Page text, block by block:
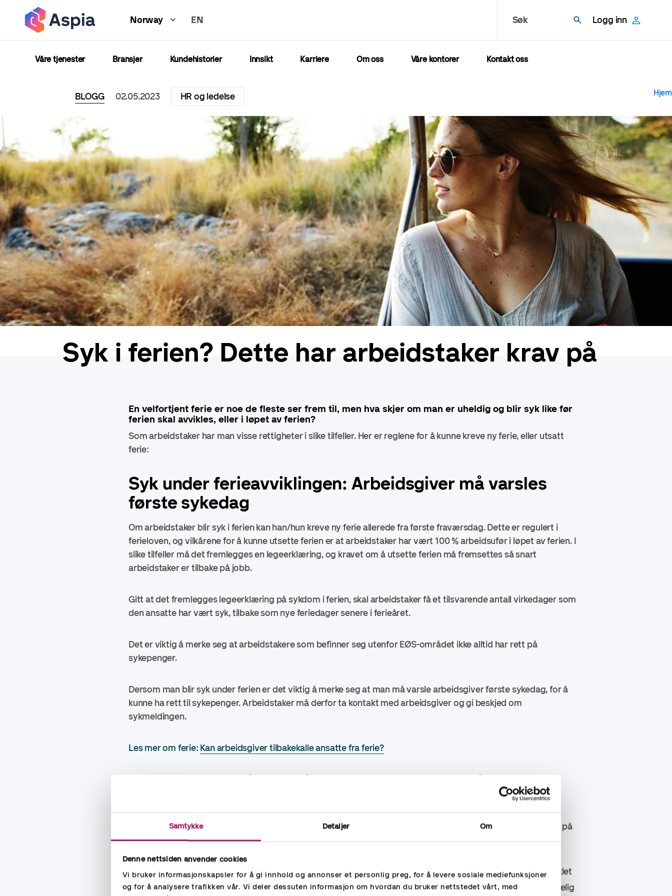
Samtykke Detaljer Om
Denne nettsiden anvender cookies
Vi bruker informasjonskapsler for å gi innhold og annonser et personlig preg, for å levere sosiale mediefunksjoner
og for å analysere trafikken vår. Vi deler dessuten informasjon om hvordan du bruker nettstedet vårt, med
hovedinnhold
Norway EN Søk Logg inn
Våre tjenester Bransjer Kundehistorier Innsikt Karriere Om oss Våre kontorer Kontakt oss
BLOGG 02.05.2023 HR og ledelse Hjem
Syk i ferien? Dette har arbeidstaker krav på
En velfortjent ferie er noe de fleste ser frem til, men hva skjer om man er uheldig og blir syk like før
ferien skal avvikles, eller i løpet av ferien?
Som arbeidstaker har man visse rettigheter i slike tilfeller. Her er reglene for å kunne kreve ny ferie, eller utsatt
ferie:
Syk under ferieavviklingen: Arbeidsgiver må varsles
første sykedag
Om arbeidstaker blir syk i ferien kan han/hun kreve ny ferie allerede fra første fraværsdag. Dette er regulert i
ferieloven, og vilkårene for å kunne utsette ferien er at arbeidstaker har vært 100 % arbeidsufør i løpet av ferien. I
slike tilfeller må det fremlegges en legeerklæring, og kravet om å utsette ferien må fremsettes så snart
arbeidstaker er tilbake på jobb.
Gitt at det fremlegges legeerklæring på sykdom i ferien, skal arbeidstaker få et tilsvarende antall virkedager som
den ansatte har vært syk, tilbake som nye feriedager senere i ferieåret.
Det er viktig å merke seg at arbeidstakere som befinner seg utenfor EØS-området ikke alltid har rett på
sykepenger.
Dersom man blir syk under ferien er det viktig å merke seg at man må varsle arbeidsgiver første sykedag, for å
kunne ha rett til sykepenger. Arbeidstaker må derfor ta kontakt med arbeidsgiver og gi beskjed om
sykmeldingen.
Les mer om ferie: Kan arbeidsgiver tilbakekalle ansatte fra ferie?
Sykdom før ferien avvikles: Kan kreve at ferien
Blir man syk før ferien skal avvikles, kan arbeidstaker kreve at ferien utsettes. For at arbeidstaker skal ha krav på
dette må følgende vilkår være oppfylt:
Arbeidstaker må fremsette krav om å utsette ferien senest siste arbeidsdag før ferien skulle ha vært avviklet
Arbeidstaker må ha blitt 100% arbeidsufør. Dersom arbeidstaker er delvis sykemeldt, er ikke dette tilstrekkelig